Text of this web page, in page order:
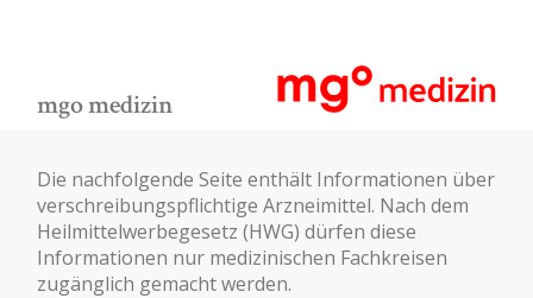
mgo medizin
Die nachfolgende Seite enthält Informationen über
verschreibungspflichtige Arzneimittel. Nach dem
Heilmittelwerbegesetz (HWG) dürfen diese
Informationen nur medizinischen Fachkreisen
zugänglich gemacht werden.